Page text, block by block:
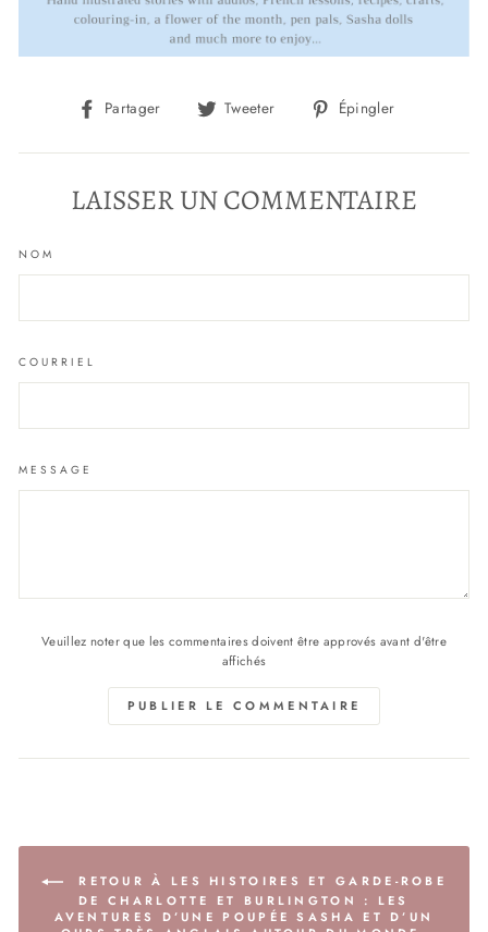
Partager
Partager
Facebook
Tweeter
Tweeter
Twitter
Épingler
Pinterest
LAISSER UN COMMENTAIRE
NOM
COURRIEL
MESSAGE
Veuillez noter que les commentaires doivent être approvés avant d'être
affichés
PUBLIER LE COMMENTAIRE
RETOUR À LES HISTOIRES ET GARDE-ROBE
DE CHARLOTTE ET BURLINGTON : LES
AVENTURES D’UNE POUPÉE SASHA ET D’UN